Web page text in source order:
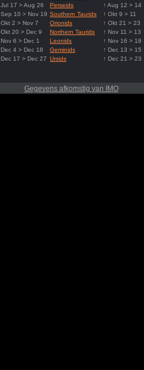
Jul 17 > Aug 26
Perseids
↑ Aug 12 > 14
Sep 10 > Nov 19 Southern Taurids
↑ Okt 9 > 11
Okt 2 > Nov 7
Orionids
↑ Okt 21 > 23
Okt 20 > Dec 9
Northern Taurids
↑ Nov 11 > 13
Nov 6 > Dec 1
Leonids
↑ Nov 16 > 18
Dec 4 > Dec 18
Geminids
↑ Dec 13 > 15
Dec 17 > Dec 27 Ursids ↑ Dec 21 > 23
Gegevens afkomstig van IMO